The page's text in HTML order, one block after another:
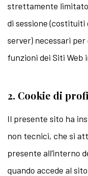
strettamente
di sessione (costituiti
server) necessari
funzioni dei Siti Web
2. Cookie di
Il presente sito ha
non tecnici, che si
presente all’interno
quando accede al